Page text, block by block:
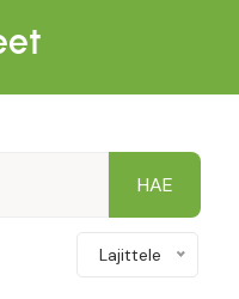
Lajittele